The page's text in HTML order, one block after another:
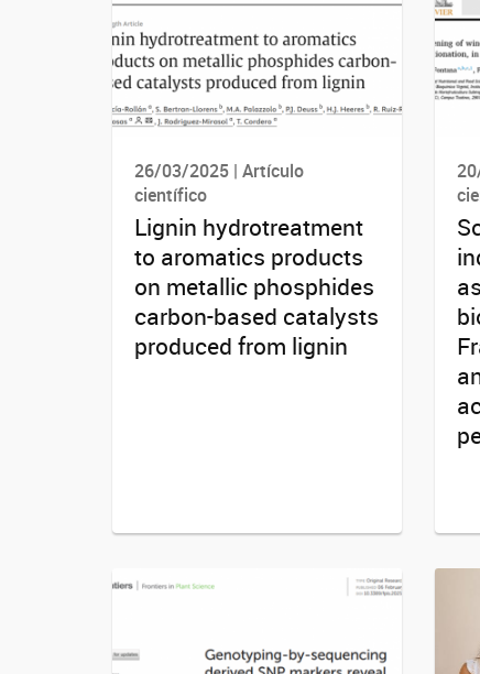
26/03/2025 | Artículo
científico
Lignin hydrotreatment
to aromatics products
on metallic phosphides
carbon-based catalysts
produced from lignin